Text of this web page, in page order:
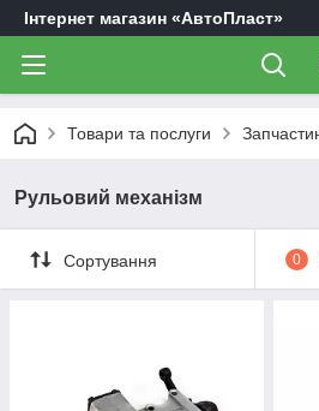
Інтернет магазин «АвтоПласт»
Товари та послуги
Рульовий механізм
Сортування 0